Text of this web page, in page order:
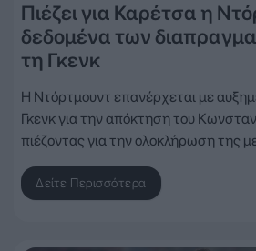
Πιέζει για Καρέτσα η
δεδομένα των
τη Γκενκ
Η Ντόρτμουντ επανέρχεται με
Γκενκ για την απόκτηση του
πιέζοντας για την ολοκλήρωση της
Δείτε Περισσότερα